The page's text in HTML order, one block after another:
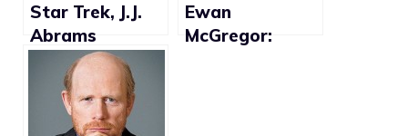
Star Trek, J.J.
Abrams
vorrebbe un
personaggio
gay
Ewan
McGregor: